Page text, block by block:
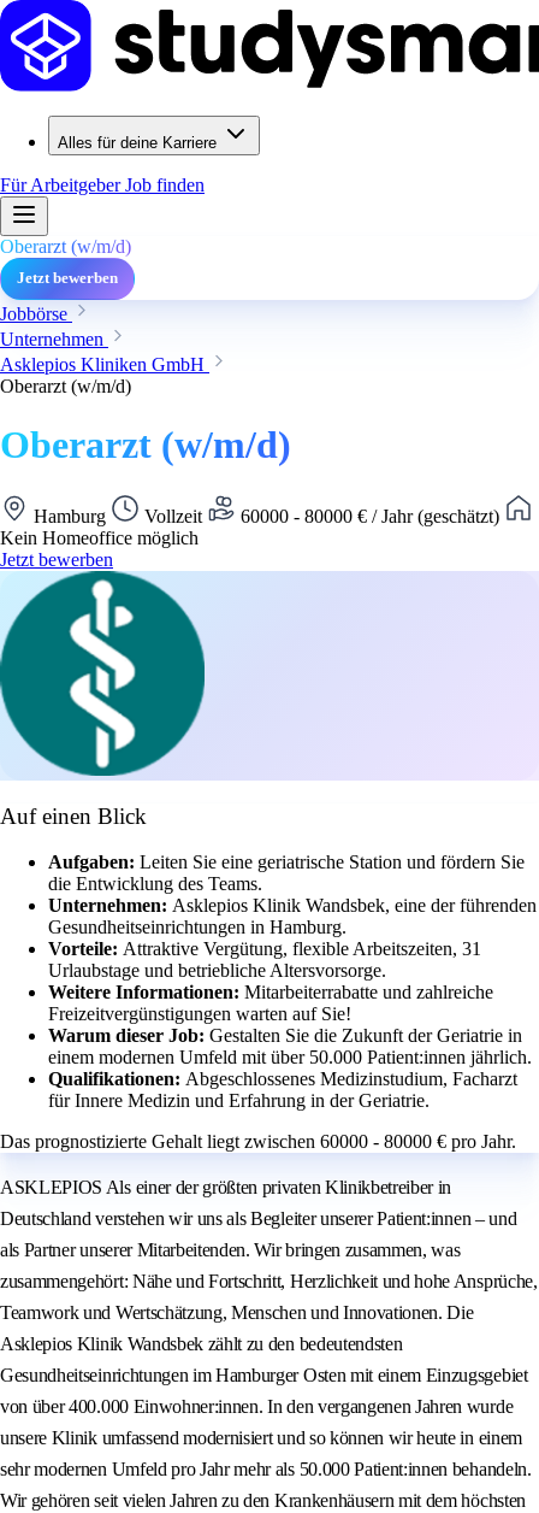
Alles für deine Karriere
Für ArbeitgeberJob finden
Oberarzt (w/m/d)
Jetzt bewerben
Jobbörse
Unternehmen
Asklepios Kliniken GmbH
Oberarzt (w/m/d)
Oberarzt (w/m/d)
Hamburg Vollzeit
60000 - 80000 € / Jahr (geschätzt)
Kein Homeoffice möglich
Jetzt bewerben
Auf einen Blick
Aufgaben: Leiten Sie eine geriatrische Station und fördern Sie
die Entwicklung des Teams.
Unternehmen: Asklepios Klinik Wandsbek, eine der führenden
Gesundheitseinrichtungen in Hamburg.
Vorteile: Attraktive Vergütung, flexible Arbeitszeiten, 31
Urlaubstage und betriebliche Altersvorsorge.
Weitere Informationen: Mitarbeiterrabatte und zahlreiche
Freizeitvergünstigungen warten auf Sie!
Warum dieser Job: Gestalten Sie die Zukunft der Geriatrie in
einem modernen Umfeld mit über 50.000 Patient:innen jährlich.
Qualifikationen: Abgeschlossenes Medizinstudium, Facharzt
für Innere Medizin und Erfahrung in der Geriatrie.
Das prognostizierte Gehalt liegt zwischen 60000 - 80000 € pro Jahr.
ASKLEPIOS Als einer der größten privaten Klinikbetreiber in
Deutschland verstehen wir uns als Begleiter unserer Patient:innen – und
als Partner unserer Mitarbeitenden. Wir bringen zusammen, was
zusammengehört: Nähe und Fortschritt, Herzlichkeit und hohe Ansprüche,
Teamwork und Wertschätzung, Menschen und Innovationen. Die
Asklepios Klinik Wandsbek zählt zu den bedeutendsten
Gesundheitseinrichtungen im Hamburger Osten mit einem Einzugsgebiet
von über 400.000 Einwohner:innen. In den vergangenen Jahren wurde
unsere Klinik umfassend modernisiert und so können wir heute in einem
sehr modernen Umfeld pro Jahr mehr als 50.000 Patient:innen behandeln.
Wir gehören seit vielen Jahren zu den Krankenhäusern mit dem höchsten